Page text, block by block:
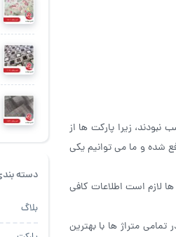
زیرا پارکت ها از
شده و ما می ‌توانیم یکی
لازم است اطلاعات کافی
متراژ ها با بهترین
دسته
بلاگ